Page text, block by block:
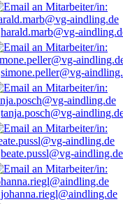
harald.marb@vg-
simone.peller@vg-
tanja.posch@vg-
beate.pussl@vg-aindling.de
johanna.riegl@aindling.de